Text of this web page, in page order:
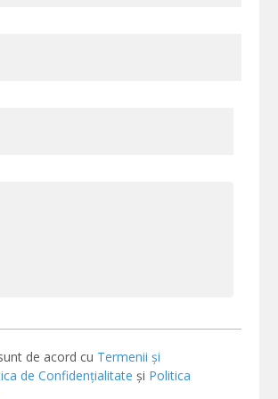
de acord cu Termenii și
de Confidențialitate și Politica